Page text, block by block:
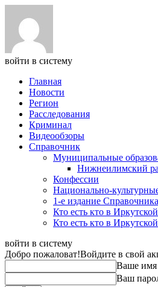
войти в систему
Главная
Новости
Регион
Расследования
Криминал
Видеообзоры
Справочник
Муниципальные
Нижнеилимский
Конфессии
Национально-
1-е издание
Кто есть кто в
Кто есть кто в
войти в систему
Добро пожаловат!Войдите в свой
Ваше имя
Ваш